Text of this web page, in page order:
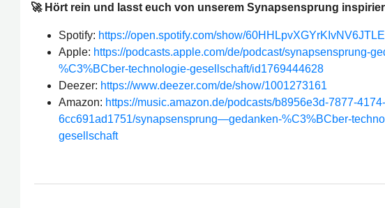
🚀 Hört rein und lasst euch von unserem Synapsensprung
Spotify: https://open.spotify.com/show/
Apple: https://podcasts.apple.com/de/podcast/synapsensprung-
%C3%BCber-technologie-gesellschaft/id1769444628
Deezer: https://www.deezer.com/de/show/1001273161
Amazon: https://music.amazon.de/podcasts/b8956e3d-7877-
6cc691ad1751/synapsensprung—gedanken-%C3%BCber-
gesellschaft